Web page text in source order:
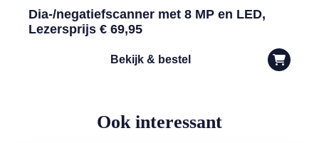
Dia-/negatiefscanner met 8 MP en LED,
Lezersprijs € 69,95
Bekijk & bestel
Ook interessant